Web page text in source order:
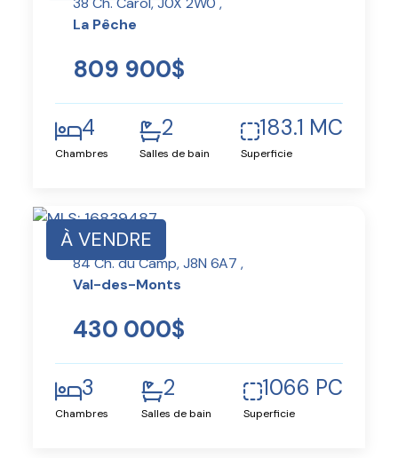
La Pêche
809 900$
4
Chambres
2
Salles de bain
183.1 MC
Superficie
À VENDRE
84 Ch. du Camp, J8N 6A7 ,
Val-des-Monts
430 000$
3
Chambres
2
Salles de bain
1066 PC
Superficie